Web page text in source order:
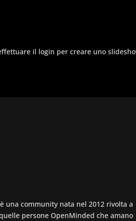
il login per creare uno
una community nata nel 2012 rivolta a
persone OpenMinded che amano